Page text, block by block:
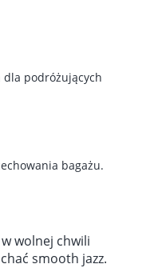
dla podróżujących
bagażu.
wolnej chwili
smooth jazz.